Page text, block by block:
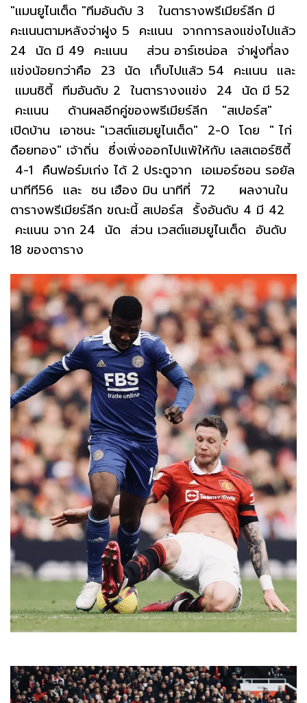
"แมนยูไนเต็ด "ทีมอันดับ 3 ในตารางพรีเมียร์ลีก มี
คะแนนตามหลังจ่าฝูง 5 คะแนน จากการลงแข่งไปแล้ว
24 นัด มี 49 คะแนน ส่วน อาร์เซน่อล จ่าฝูงที่ลง
แข่งน้อยกว่าคือ 23 นัด เก็บไปแล้ว 54 คะแนน และ
แมนซิตี้ ทีมอันดับ 2 ในตารางงแข่ง 24 นัด มี 52
คะแนน ด้านผลอีกคู่ของพรีเมียร์ลีก "สเปอร์ส"
เปิดบ้าน เอาชนะ "เวสต์แฮมยูไนเต็ด" 2-0 โดย " ไก่
ดือยทอง" เจ้าถิ่น ซึ่งเพิ่งออกไปแพ้ให้กับ เลสเตอร์ซิตี้
4-1 คืนฟอร์มเก่ง ได้ 2 ประตูจาก เอเมอร์ซอน รอยัล
นาทีที56 และ ซน เฮือง มิน นาทีที่ 72 ผลงานใน
ตารางพรีเมียร์ลีก ขณะนี้ สเปอร์ส รั้งอันดับ 4 มี 42
คะแนน จาก 24 นัด ส่วน เวสต์แฮมยูไนเต็ด อันดับ
18 ของตาราง